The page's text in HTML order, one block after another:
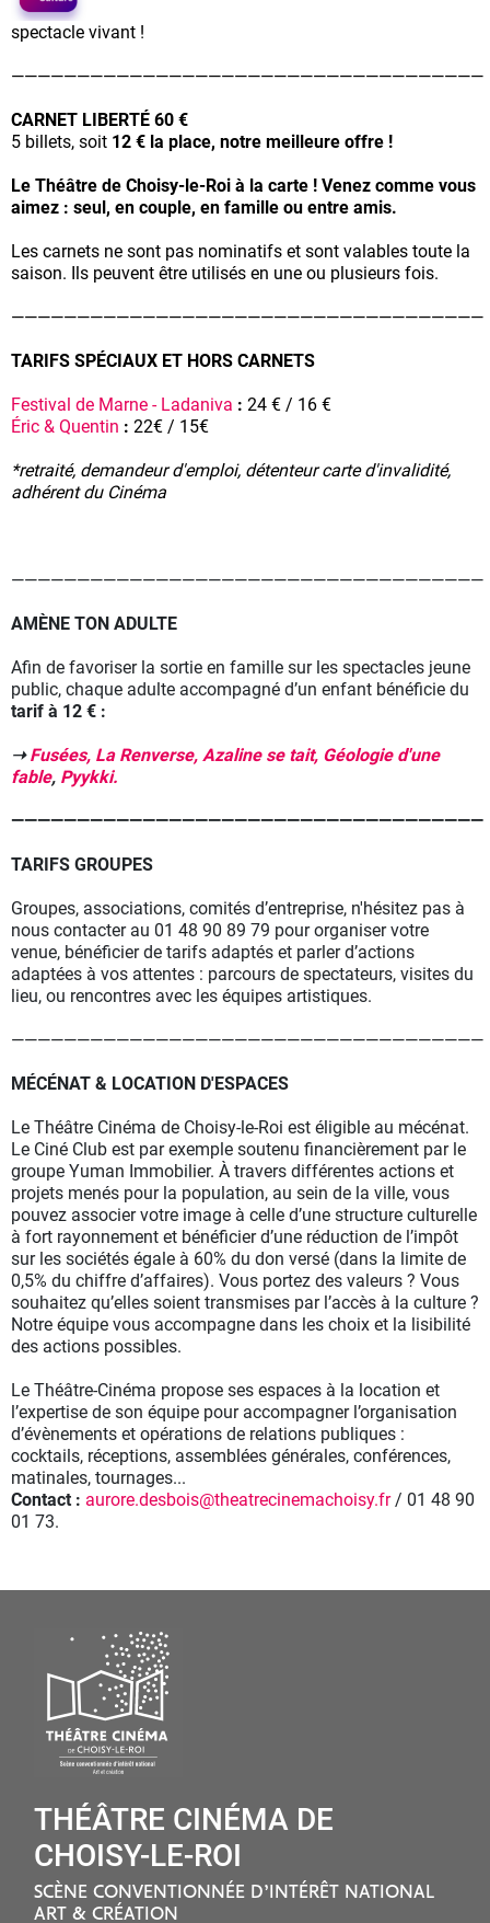
spectacle vivant !
————————————————————————————————————
CARNET LIBERTÉ 60 €
5 billets, soit 12 € la place, notre meilleure offre !
Le Théâtre de Choisy-le-Roi à la carte ! Venez comme vous
aimez : seul, en couple, en famille ou entre amis.
Les carnets ne sont pas nominatifs et sont valables toute la
saison. Ils peuvent être utilisés en une ou plusieurs fois.
————————————————————————————————————
TARIFS SPÉCIAUX ET HORS CARNETS
Festival de Marne - Ladaniva : 24 € / 16 €
Éric & Quentin : 22€ / 15€
*retraité, demandeur d'emploi, détenteur carte d'invalidité,
adhérent du Cinéma
————————————————————————————————————
AMÈNE TON ADULTE
Afin de favoriser la sortie en famille sur les spectacles jeune
public, chaque adulte accompagné d’un enfant bénéficie du
tarif à 12 € :
➝Fusées, La Renverse, Azaline se tait, Géologie d'une
fable, Pyykki.
————————————————————————————————————
TARIFS GROUPES
Groupes, associations, comités d’entreprise, n'hésitez pas à
nous contacter au 01 48 90 89 79 pour organiser votre
venue, bénéficier de tarifs adaptés et parler d’actions
adaptées à vos attentes : parcours de spectateurs, visites du
lieu, ou rencontres avec les équipes artistiques.
————————————————————————————————————
MÉCÉNAT & LOCATION D'ESPACES
Le Théâtre Cinéma de Choisy-le-Roi est éligible au mécénat.
Le Ciné Club est par exemple soutenu financièrement par le
groupe Yuman Immobilier. À travers différentes actions et
projets menés pour la population, au sein de la ville, vous
pouvez associer votre image à celle d’une structure culturelle
à fort rayonnement et bénéficier d’une réduction de l’impôt
sur les sociétés égale à 60% du don versé (dans la limite de
0,5% du chiffre d’affaires). Vous portez des valeurs ? Vous
souhaitez qu’elles soient transmises par l’accès à la culture ?
Notre équipe vous accompagne dans les choix et la lisibilité
des actions possibles.
Le Théâtre-Cinéma propose ses espaces à la location et
l’expertise de son équipe pour accompagner l’organisation
d’évènements et opérations de relations publiques :
cocktails, réceptions, assemblées générales, conférences,
matinales, tournages...
Contact : aurore.desbois@theatrecinemachoisy.fr/ 01 48 90
01 73.
THÉÂTRE CINÉMA DE
CHOISY-LE-ROI
SCÈNE CONVENTIONNÉE D’INTÉRÊT NATIONAL
ART & CRÉATION